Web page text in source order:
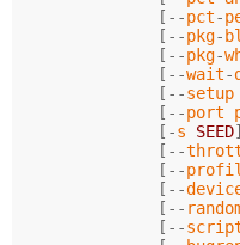
[--pct-
[--pkg-
[--pkg-
[--wait-
[--setup
[--port
[-s SEED]
[--
[--
[--
[--
[--